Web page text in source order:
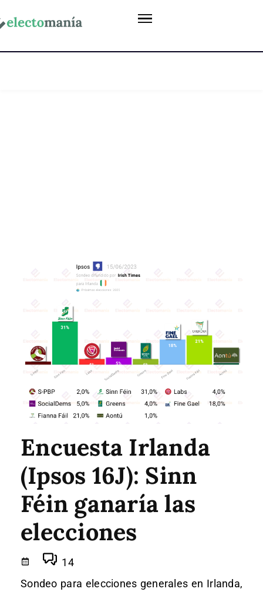
Encuesta Irlanda
(Ipsos 16J): Sinn
Féin ganaría las
elecciones
14
Sondeo para elecciones generales en Irlanda,